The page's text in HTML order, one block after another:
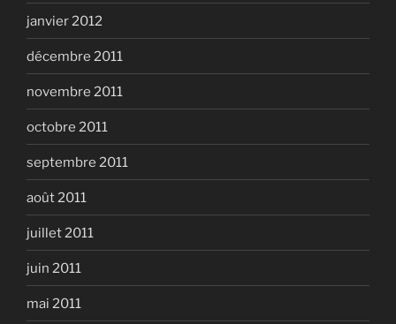
janvier 2012
décembre 2011
novembre 2011
octobre 2011
septembre 2011
août 2011
juillet 2011
juin 2011
mai 2011